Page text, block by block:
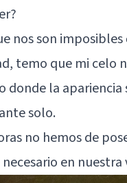
nos son
temo que mi celo
donde la
solo.
no hemos de
necesario en nuestra